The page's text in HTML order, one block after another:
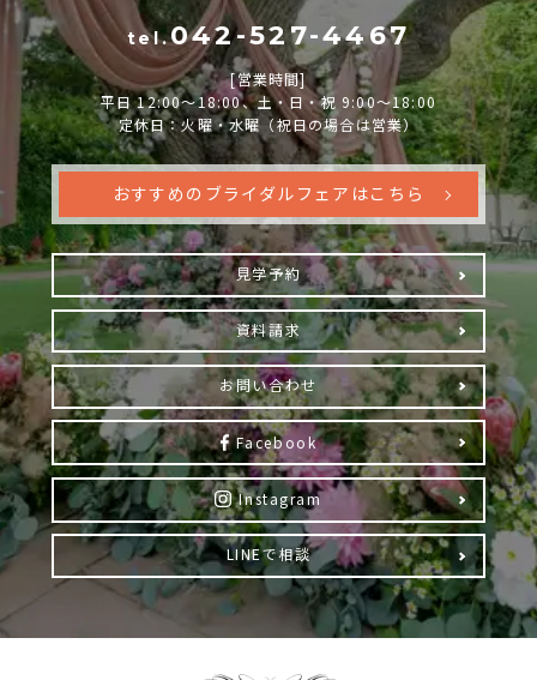
tel.042-527-4467
[営業時間]
平日 12:00～18:00、土・日・祝 9:00～18:00
定休日：火曜・水曜（祝日の場合は営業）
おすすめのブライダルフェアはこちら
見学予約
資料請求
お問い合わせ
Facebook
Instagram
LINEで相談